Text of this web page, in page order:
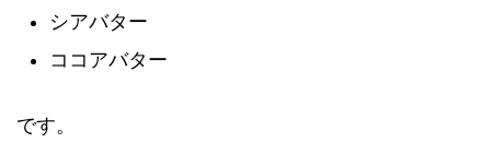
シアバター
ココアバター
です。